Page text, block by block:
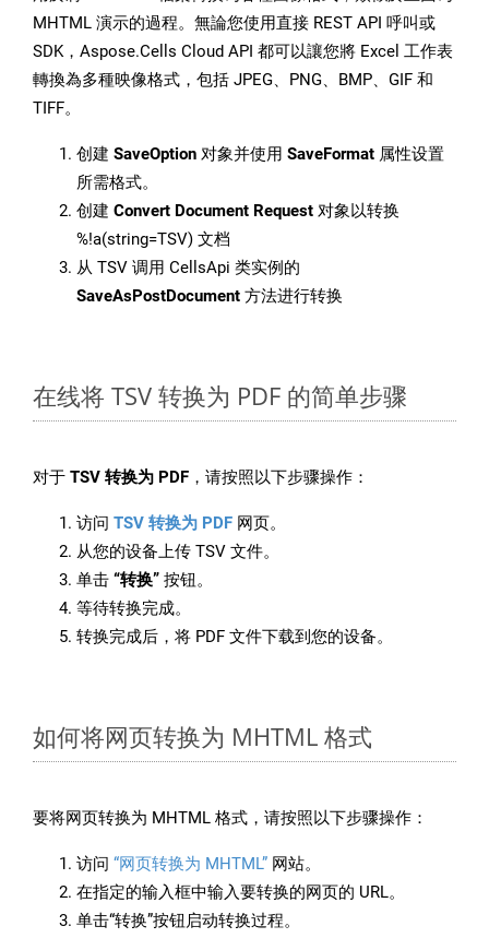
MHTML 演示的過程。無論您使用直接 REST API 呼叫或
SDK，Aspose.Cells Cloud API 都可以讓您將 Excel 工作表
轉換為多種映像格式，包括 JPEG、PNG、BMP、GIF 和
TIFF。
创建 SaveOption 对象并使用 SaveFormat 属性设置
所需格式。
创建 Convert Document Request 对象以转换
%!a(string=TSV) 文档
从 TSV 调用 CellsApi 类实例的
SaveAsPostDocument 方法进行转换
在线将 TSV 转换为 PDF 的简单步骤
对于 TSV 转换为 PDF ，请按照以下步骤操作：
访问 TSV 转换为 PDF 网页。
从您的设备上传 TSV 文件。
单击 “转换” 按钮。
等待转换完成。
转换完成后，将 PDF 文件下载到您的设备。
如何将网页转换为 MHTML 格式
要将网页转换为 MHTML 格式，请按照以下步骤操作：
访问 “网页转换为 MHTML” 网站。
在指定的输入框中输入要转换的网页的 URL。
单击“转换”按钮启动转换过程。